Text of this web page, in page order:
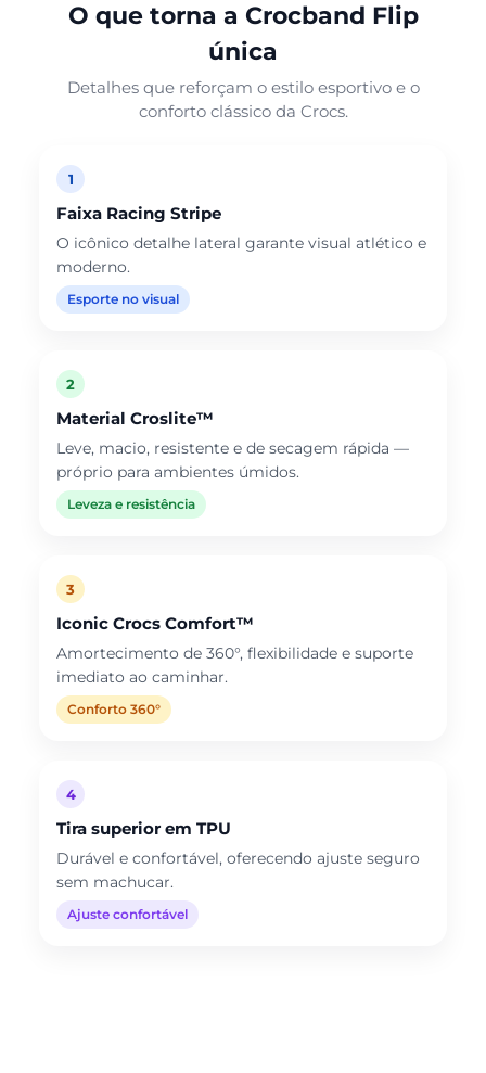
O que torna a Crocband Flip
única
Detalhes que reforçam o estilo esportivo e o
conforto clássico da Crocs.
1
Faixa Racing Stripe
O icônico detalhe lateral garante visual atlético e
moderno.
Esporte no visual
2
Material Croslite™
Leve, macio, resistente e de secagem rápida —
próprio para ambientes úmidos.
Leveza e resistência
3
Iconic Crocs Comfort™
Amortecimento de 360°, flexibilidade e suporte
imediato ao caminhar.
Conforto 360°
4
Tira superior em TPU
Durável e confortável, oferecendo ajuste seguro
sem machucar.
Ajuste confortável